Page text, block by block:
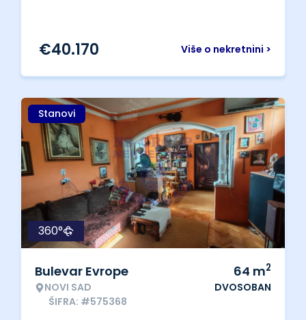
Više o nekretnini >
€40.170
Stanovi
360°
Bulevar Evrope
NOVI SAD
ŠIFRA: #575368
64 m2
DVOSOBAN